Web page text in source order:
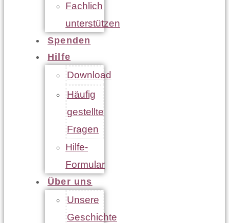
Fachlich
unterstützen
Spenden
Hilfe
Download
Häufig
gestellte
Fragen
Hilfe-
Formular
Über uns
Unsere
Geschichte